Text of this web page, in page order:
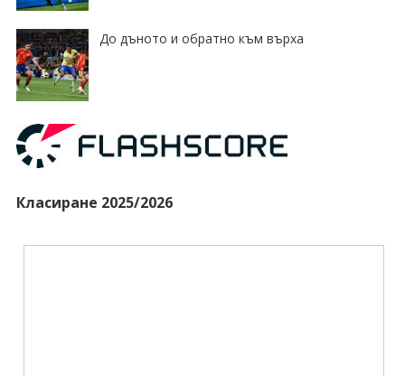
До дъното и обратно към върха
Класиране 2025/2026